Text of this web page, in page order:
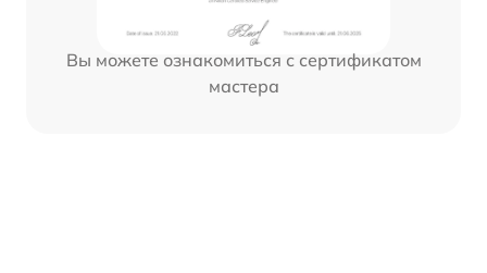
Вы можете ознакомиться с сертификатом
мастера